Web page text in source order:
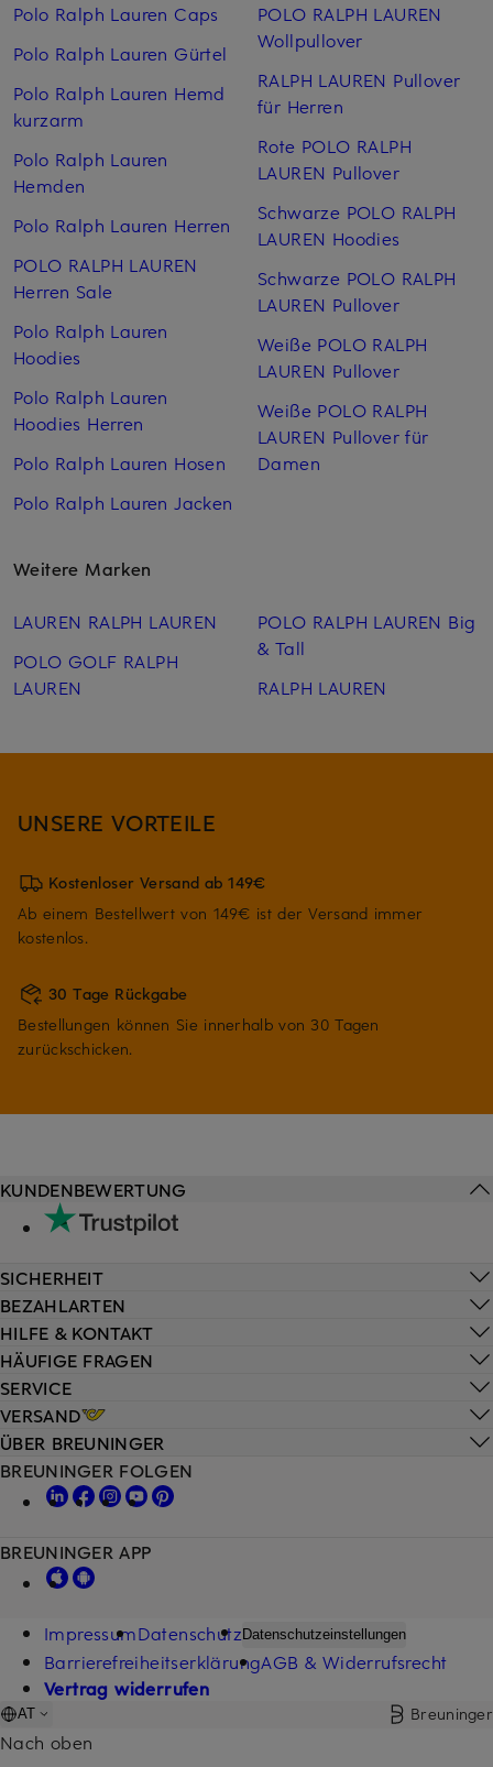
Polo Ralph Lauren Caps
Polo Ralph Lauren Gürtel
Polo Ralph Lauren Hemd
kurzarm
Polo Ralph Lauren
Hemden
Polo Ralph Lauren Herren
POLO RALPH LAUREN
Herren Sale
Polo Ralph Lauren
Hoodies
Polo Ralph Lauren
Hoodies Herren
Polo Ralph Lauren Hosen
Polo Ralph Lauren Jacken
POLO RALPH LAUREN
Wollpullover
RALPH LAUREN Pullover
für Herren
Rote POLO RALPH
LAUREN Pullover
Schwarze POLO RALPH
LAUREN Hoodies
Schwarze POLO RALPH
LAUREN Pullover
Weiße POLO RALPH
LAUREN Pullover
Weiße POLO RALPH
LAUREN Pullover für
Damen
Weitere Marken
LAUREN RALPH LAUREN
POLO GOLF RALPH
LAUREN
POLO RALPH LAUREN Big
& Tall
RALPH LAUREN
UNSERE VORTEILE
Kostenloser Versand ab 149€
Ab einem Bestellwert von 149€ ist der Versand immer
kostenlos.
30 Tage Rückgabe
Bestellungen können Sie innerhalb von 30 Tagen
zurückschicken.
HILFE & KONTAKT
HÄUFIGE FRAGEN
SERVICE
VERSAND
KUNDENBEWERTUNG
SICHERHEIT
BEZAHLARTEN
ÜBER BREUNINGER
BREUNINGER FOLGEN
BREUNINGER APP
ImpressumDatenschutzDatenschutzeinstellungen
BarrierefreiheitserklärungAGB & Widerrufsrecht
Vertrag widerrufen
AT Breuninger
Nach oben